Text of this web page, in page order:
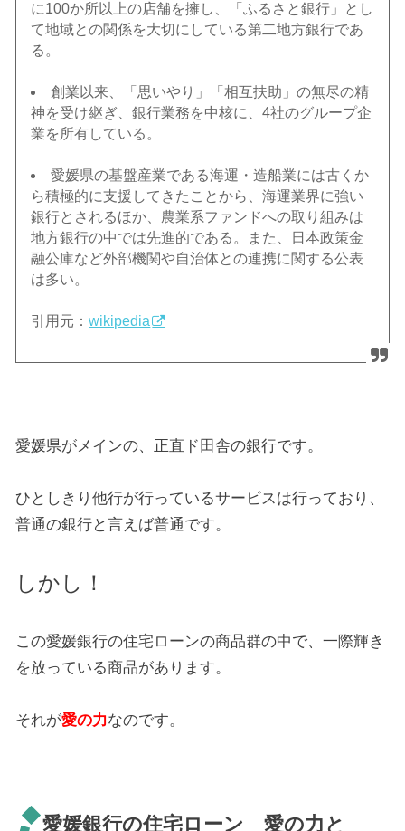
に100か所以上の店舗を擁し、「ふるさと銀行」とし
て地域との関係を大切にしている第二地方銀行であ
る。
創業以来、「思いやり」「相互扶助」の無尽の精
神を受け継ぎ、銀行業務を中核に、4社のグループ企
業を所有している。
愛媛県の基盤産業である海運・造船業には古くか
ら積極的に支援してきたことから、海運業界に強い
銀行とされるほか、農業系ファンドへの取り組みは
地方銀行の中では先進的である。また、日本政策金
融公庫など外部機関や自治体との連携に関する公表
は多い。
引用元：wikipedia
愛媛県がメインの、正直ド田舎の銀行です。
ひとしきり他行が行っているサービスは行っており、
普通の銀行と言えば普通です。
しかし！
この愛媛銀行の住宅ローンの商品群の中で、一際輝き
を放っている商品があります。
それが愛の力なのです。
愛媛銀行の住宅ローン 愛の力と